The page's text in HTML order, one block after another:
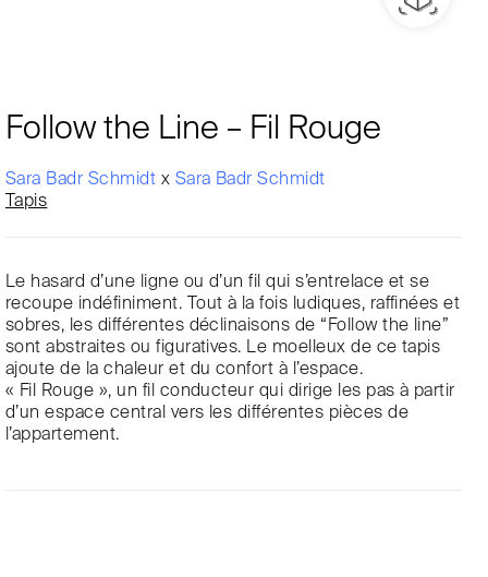
Follow the Line – Fil Rouge
Sara Badr Schmidt x Sara Badr Schmidt
Tapis
Le hasard d’une ligne ou d’un fil qui s’entrelace et se
recoupe indéfiniment. Tout à la fois ludiques, raffinées et
sobres, les différentes déclinaisons de “Follow the line”
sont abstraites ou figuratives. Le moelleux de ce tapis
ajoute de la chaleur et du confort à l’espace.
« Fil Rouge », un fil conducteur qui dirige les pas à partir
d’un espace central vers les différentes pièces de
l’appartement.